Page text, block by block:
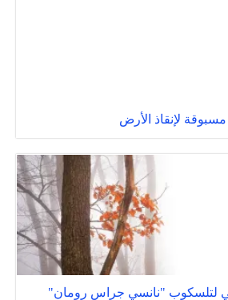
لإنقاذ الأرض
لتلسكوب "نانسي جراس رومان"